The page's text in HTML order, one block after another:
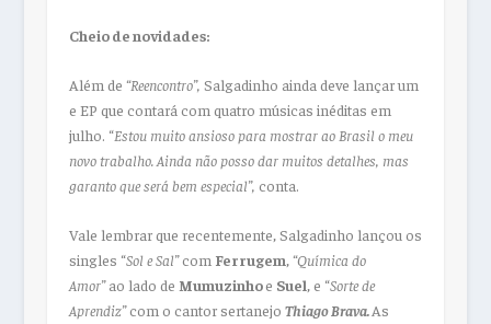
Cheio de novidades:
Além de “Reencontro”, Salgadinho ainda deve lançar um
e EP que contará com quatro músicas inéditas em
julho. “Estou muito ansioso para mostrar ao Brasil o meu
novo trabalho. Ainda não posso dar muitos detalhes, mas
garanto que será bem especial”, conta.
Vale lembrar que recentemente, Salgadinho lançou os
singles “Sol e Sal”com Ferrugem,“Química do
Amor”ao lado de Mumuzinhoe Suel, e “Sorte de
Aprendiz”com o cantor sertanejo Thiago Brava.As